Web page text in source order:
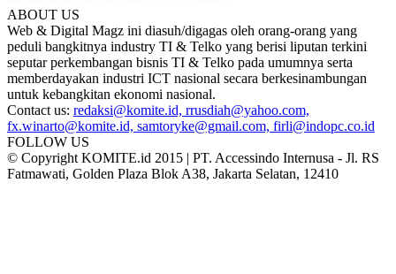
ABOUT US
Web & Digital Magz ini diasuh/digagas oleh orang-orang yang
peduli bangkitnya industry TI & Telko yang berisi liputan terkini
seputar perkembangan bisnis TI & Telko pada umumnya serta
memberdayakan industri ICT nasional secara berkesinambungan
untuk kebangkitan ekonomi nasional.
Contact us: redaksi@komite.id, rrusdiah@yahoo.com,
fx.winarto@komite.id, samtoryke@gmail.com, firli@indopc.co.id
FOLLOW US
© Copyright KOMITE.id 2015 | PT. Accessindo Internusa - Jl. RS
Fatmawati, Golden Plaza Blok A38, Jakarta Selatan, 12410